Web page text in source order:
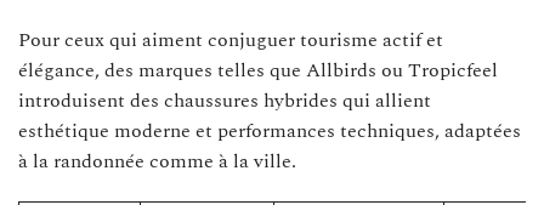
Pour ceux qui aiment conjuguer tourisme actif et
élégance, des marques telles que Allbirds ou Tropicfeel
introduisent des chaussures hybrides qui allient
esthétique moderne et performances techniques, adaptées
à la randonnée comme à la ville.